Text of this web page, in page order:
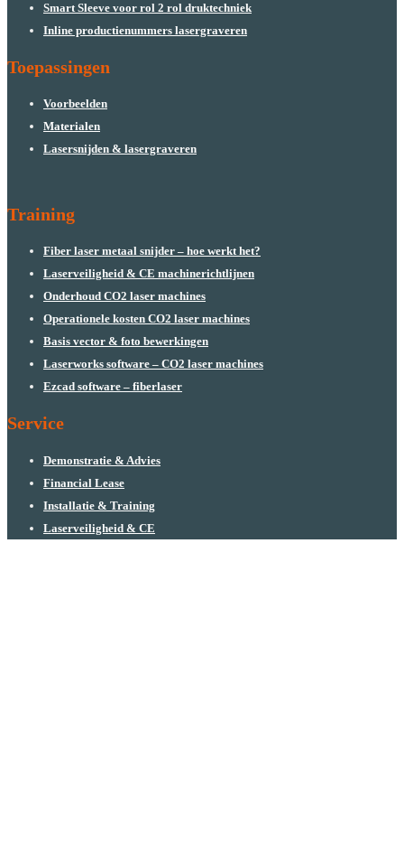
Smart Sleeve voor rol 2 rol druktechniek
Inline productienummers lasergraveren
Toepassingen
Voorbeelden
Materialen
Lasersnijden & lasergraveren
Training
Fiber laser metaal snijder – hoe werkt het?
Laserveiligheid & CE machinerichtlijnen
Onderhoud CO2 laser machines
Operationele kosten CO2 laser machines
Basis vector & foto bewerkingen
Laserworks software – CO2 laser machines
Ezcad software – fiberlaser
Service
Demonstratie & Advies
Financial Lease
Installatie & Training
Laserveiligheid & CE